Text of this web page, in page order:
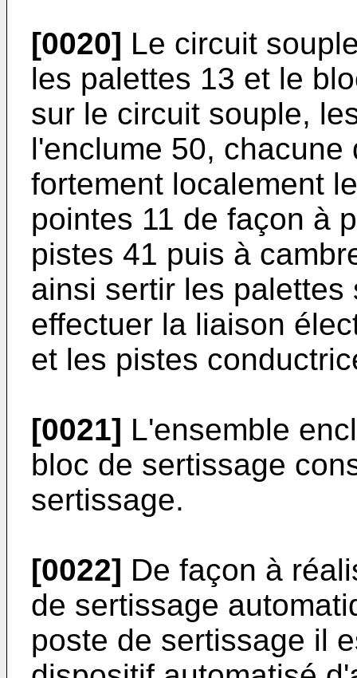
[0020] Le circuit
les palettes 13 et le
sur le circuit souple,
l'enclume 50,
fortement localement
pointes 11 de façon à
pistes 41 puis à
ainsi sertir les
effectuer la liaison
et les pistes
[0021] L'ensemble
bloc de sertissage
sertissage.
[0022] De façon à
de sertissage
poste de sertissage il